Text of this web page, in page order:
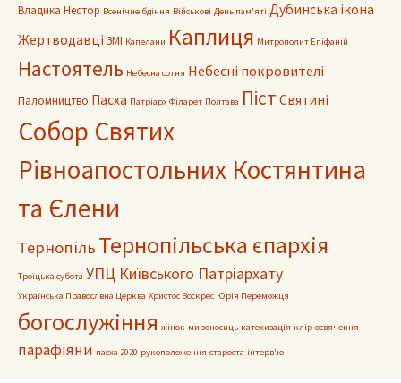
Владика Нестор Всенічне бдіння Військові День пам'яті Дубинська ікона
Жертводавці ЗМІ Капелани Каплиця Митрополит Епіфаній
Настоятель Небесна сотня Небесні покровителі
Паломництво Пасха Патріарх Філарет Полтава Піст Святині
Собор Святих
Рівноапостольних Костянтина
та Єлени
Тернопіль Тернопільська єпархія
Троїцька субота УПЦ Київського Патріархату
Українська Правослвна Церква Христос Воскрес Юрія Переможця
богослужіння жінок-мироносиць катехизація клір освячення
парафіяни пасха 2020 рукоположення староста інтерв'ю